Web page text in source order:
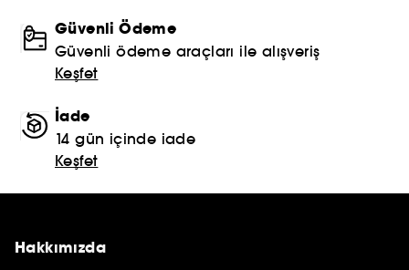
Güvenli Ödeme
Güvenli ödeme araçları ile alışveriş
Keşfet
İade
14 gün içinde iade
Keşfet
Hakkımızda